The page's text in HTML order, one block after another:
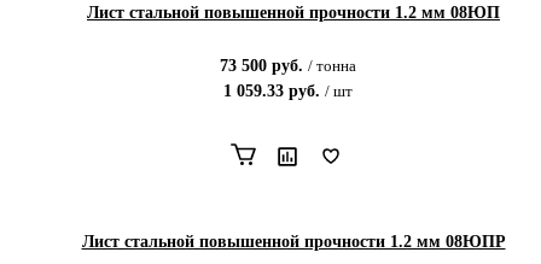
Лист стальной повышенной прочности 1.2 мм 08ЮП
73 500руб. / тонна
1 059.33руб. / шт
Лист стальной повышенной прочности 1.2 мм 08ЮПР